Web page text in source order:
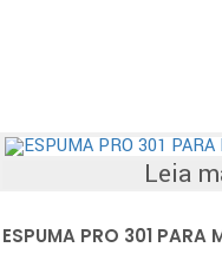
Leia
ESPUMA PRO 301 PARA